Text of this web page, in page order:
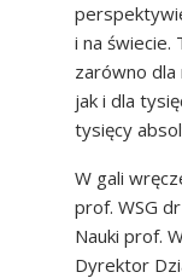
i na świecie.
zarówno dla
jak i dla
tysięcy
W gali
prof. WSG
Nauki prof.
Dyrektor